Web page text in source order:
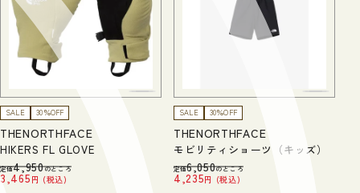
SALE 30％OFF
THENORTHFACE
HIKERS FL GLOVE
定価4,950のところ
3,465 税込
SALE 30％OFF
THENORTHFACE
モビリティショーツ（キッズ）
定価6,050のところ
4,235 税込